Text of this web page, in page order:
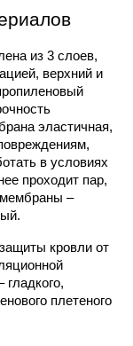
из 3 слоев,
верхний и
эластичная,
в условиях
проходит пар,
мембраны –
кровли от
плетеного